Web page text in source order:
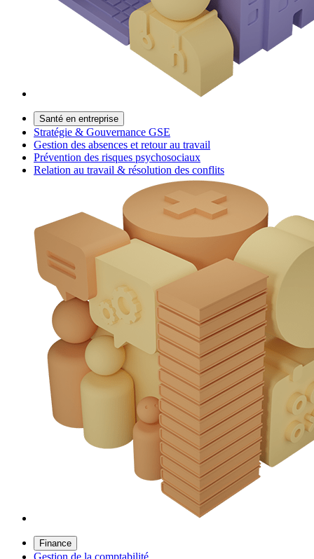
Santé en entreprise
Stratégie & Gouvernance GSE
Gestion des absences et retour au travail
Prévention des risques psychosociaux
Relation au travail & résolution des conflits
Finance
Gestion de la comptabilité